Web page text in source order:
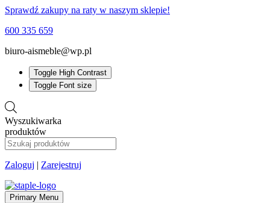
Sprawdź zakupy na raty w naszym sklepie!
600 335 659
biuro-aismeble@wp.pl
Toggle High Contrast
Toggle Font size
Wyszukiwarka
produktów
Zaloguj | Zarejestruj
Primary Menu